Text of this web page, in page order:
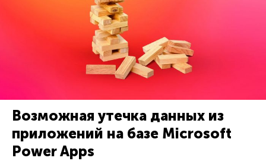
Возможная утечка данных из
приложений на базе Microsoft
Power Apps